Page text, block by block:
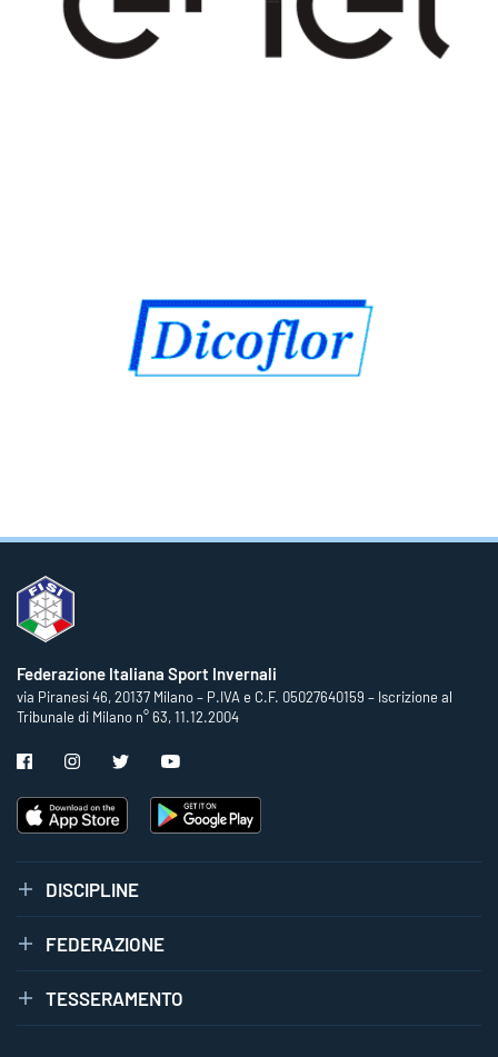
Federazione Italiana Sport Invernali
via Piranesi 46, 20137 Milano – P.IVA e C.F. 05027640159 – Iscrizione al
Tribunale di Milano n° 63, 11.12.2004
DISCIPLINE
FEDERAZIONE
TESSERAMENTO